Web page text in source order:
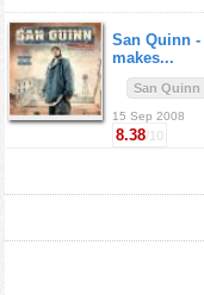
San Quinn -
makes...
San Quinn
15 Sep 2008
8.38/10